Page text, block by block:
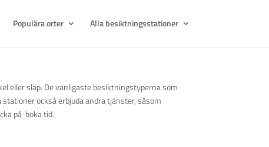
Populära orter Alla besiktningsstationer
eller släp. De vanligaste besiktningstyperna som
också erbjuda andra tjänster, såsom
på boka tid.